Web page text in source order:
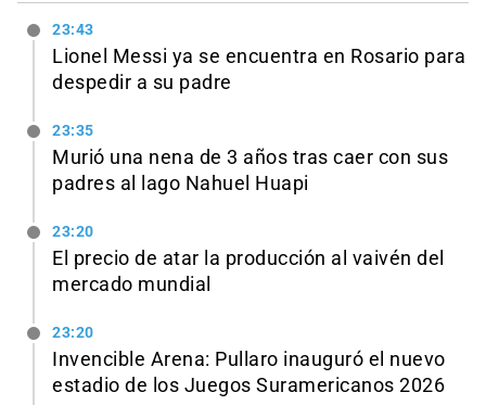
23:43
Lionel Messi ya se encuentra en Rosario para
despedir a su padre
23:35
Murió una nena de 3 años tras caer con sus
padres al lago Nahuel Huapi
23:20
El precio de atar la producción al vaivén del
mercado mundial
23:20
Invencible Arena: Pullaro inauguró el nuevo
estadio de los Juegos Suramericanos 2026